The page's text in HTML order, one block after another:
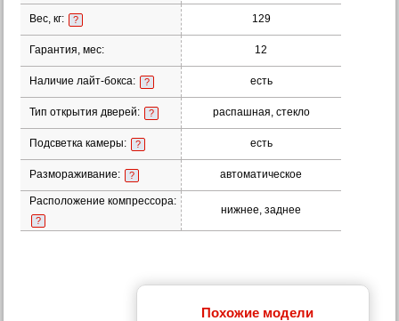
Вес, кг: ? 129
Гарантия, мес: 12
Наличие лайт-бокса: ? есть
Тип открытия дверей: ? распашная, стекло
Подсветка камеры: ? есть
Размораживание: ? автоматическое
Расположение компрессора:
?
нижнее, заднее
Похожие модели